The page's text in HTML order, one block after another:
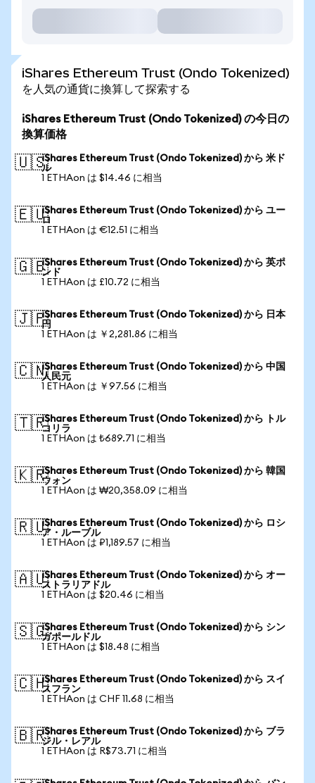
iShares Ethereum Trust (Ondo Tokenized)
を人気の通貨に換算して探索する
iShares Ethereum Trust (Ondo Tokenized) の今日の
換算価格
🇺🇸iShares Ethereum Trust (Ondo Tokenized) から 米ド
ル
1 ETHAon は $14.46 に相当
🇪🇺iShares Ethereum Trust (Ondo Tokenized) から ユー
ロ
1 ETHAon は €12.51 に相当
🇬🇧iShares Ethereum Trust (Ondo Tokenized) から 英ポ
ンド
1 ETHAon は £10.72 に相当
🇯🇵iShares Ethereum Trust (Ondo Tokenized) から 日本
円
1 ETHAon は ￥2,281.86 に相当
🇨🇳iShares Ethereum Trust (Ondo Tokenized) から 中国
人民元
1 ETHAon は ￥97.56 に相当
🇹🇷iShares Ethereum Trust (Ondo Tokenized) から トル
コリラ
1 ETHAon は ₺689.71 に相当
🇰🇷iShares Ethereum Trust (Ondo Tokenized) から 韓国
ウォン
1 ETHAon は ₩20,358.09 に相当
🇷🇺iShares Ethereum Trust (Ondo Tokenized) から ロシ
ア・ルーブル
1 ETHAon は ₽1,189.57 に相当
🇦🇺iShares Ethereum Trust (Ondo Tokenized) から オー
ストラリアドル
1 ETHAon は $20.46 に相当
🇸🇬iShares Ethereum Trust (Ondo Tokenized) から シン
ガポールドル
1 ETHAon は $18.48 に相当
🇨🇭iShares Ethereum Trust (Ondo Tokenized) から スイ
スフラン
1 ETHAon は CHF 11.68 に相当
🇧🇷iShares Ethereum Trust (Ondo Tokenized) から ブラ
ジル・レアル
1 ETHAon は R$73.71 に相当